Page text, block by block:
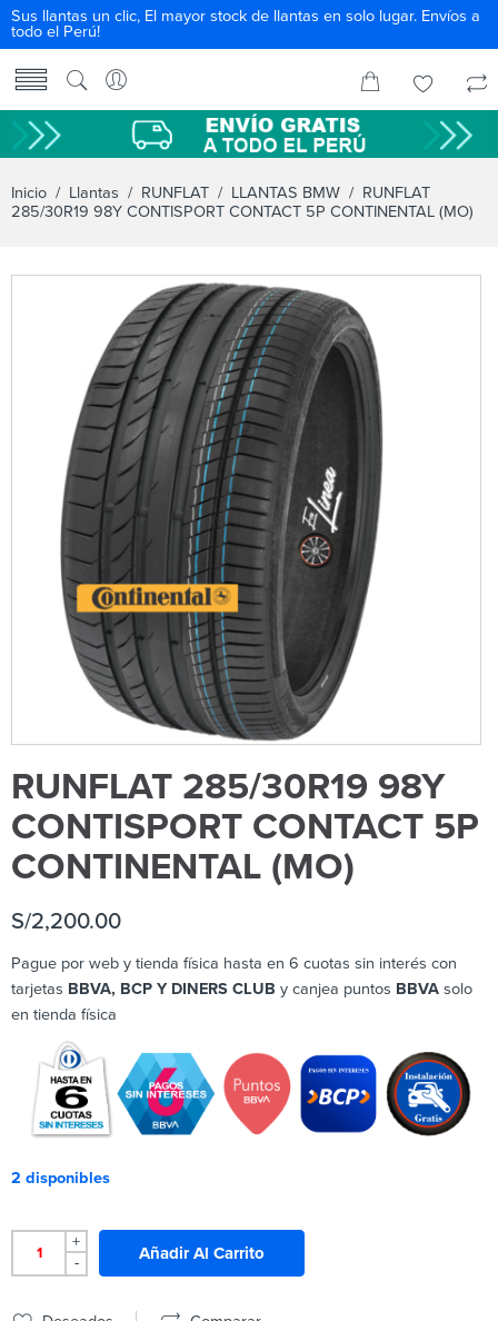
Sus llantas un clic, El mayor stock de llantas en solo lugar. Envíos a
todo el Perú!
Inicio / Llantas / RUNFLAT / LLANTAS BMW / RUNFLAT
285/30R19 98Y CONTISPORT CONTACT 5P CONTINENTAL (MO)
RUNFLAT 285/30R19 98Y
CONTISPORT CONTACT 5P
CONTINENTAL (MO)
S/2,200.00
Pague por web y tienda física hasta en 6 cuotas sin interés con
tarjetas BBVA, BCP Y DINERS CLUB y canjea puntos BBVA solo
en tienda física
2 disponibles
+
-
Añadir Al Carrito